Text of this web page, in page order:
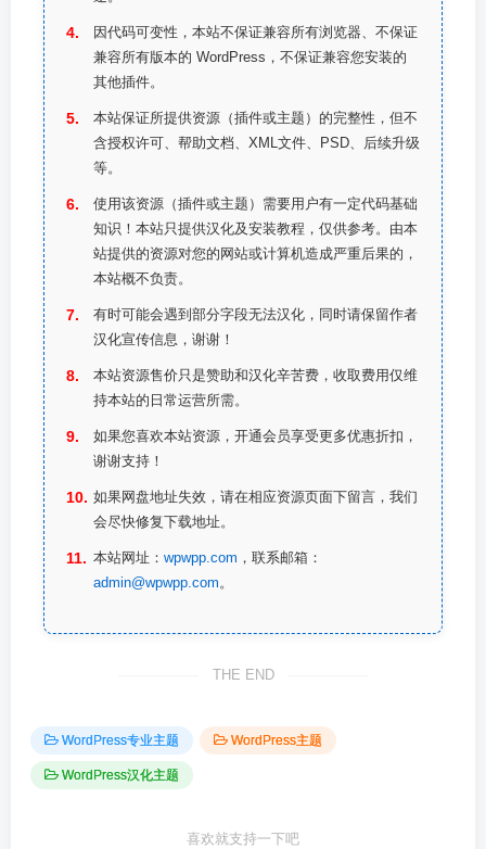
因代码可变性，本站不保证兼容所有浏览器、不保证
兼容所有版本的 WordPress，不保证兼容您安装的
其他插件。
本站保证所提供资源（插件或主题）的完整性，但不
含授权许可、帮助文档、XML文件、PSD、后续升级
等。
使用该资源（插件或主题）需要用户有一定代码基础
知识！本站只提供汉化及安装教程，仅供参考。由本
站提供的资源对您的网站或计算机造成严重后果的，
本站概不负责。
有时可能会遇到部分字段无法汉化，同时请保留作者
汉化宣传信息，谢谢！
本站资源售价只是赞助和汉化辛苦费，收取费用仅维
持本站的日常运营所需。
如果您喜欢本站资源，开通会员享受更多优惠折扣，
谢谢支持！
如果网盘地址失效，请在相应资源页面下留言，我们
会尽快修复下载地址。
本站网址： wpwpp.com ，联系邮箱：
admin@wpwpp.com 。
THE END
WordPress专业主题 WordPress主题
WordPress汉化主题
喜欢就支持一下吧